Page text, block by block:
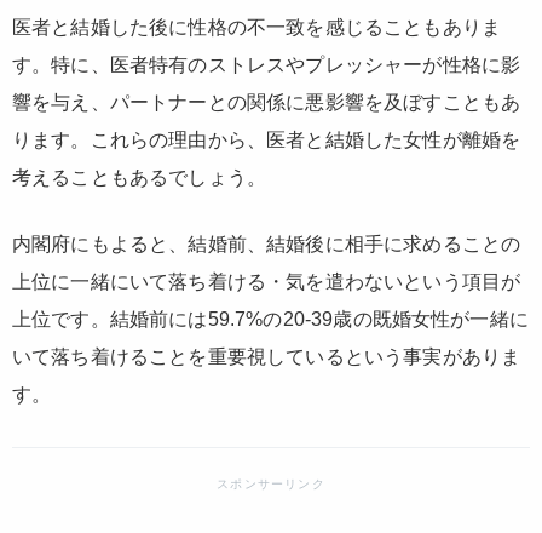
医者と結婚した後に性格の不一致を感じることもありま
す。特に、医者特有のストレスやプレッシャーが性格に影
響を与え、パートナーとの関係に悪影響を及ぼすこともあ
ります。これらの理由から、医者と結婚した女性が離婚を
考えることもあるでしょう。
内閣府にもよると、結婚前、結婚後に相手に求めることの
上位に一緒にいて落ち着ける・気を遣わないという項目が
上位です。結婚前には59.7%の20-39歳の既婚女性が一緒に
いて落ち着けることを重要視しているという事実がありま
す。